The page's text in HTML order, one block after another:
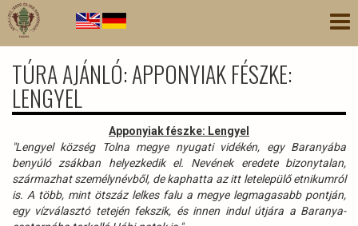
Ugrás
tartalomra
TÚRA AJÁNLÓ: APPONYIAK FÉSZKE:
LENGYEL
Apponyiak fészke: Lengyel
"Lengyel község Tolna megye nyugati vidékén, egy Baranyába
benyúló zsákban helyezkedik el. Nevének eredete bizonytalan,
származhat személynévből, de kaphatta az itt letelepülő etnikumról
is. A több, mint ötszáz lelkes falu a megye legmagasabb pontján,
egy vízválasztó tetején fekszik, és innen indul útjára a Baranya-